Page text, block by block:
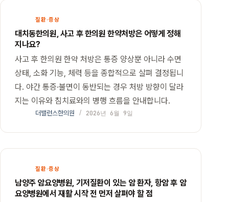
질환·증상
대치동한의원, 사고 후 한의원 한약처방은 어떻게 정해
지나요?
사고 후 한의원 한약 처방은 통증 양상뿐 아니라 수면
상태, 소화 기능, 체력 등을 종합적으로 살펴 결정됩니
다. 야간 통증·불면이 동반되는 경우 처방 방향이 달라
지는 이유와 침치료와의 병행 흐름을 안내합니다.
더밸런스한의원 2026년 6월 9일
질환·증상
남양주 암요양병원, 기저질환이 있는 암 환자, 항암 후 암
요양병원에서 재활 시작 전 먼저 살펴야 할 점